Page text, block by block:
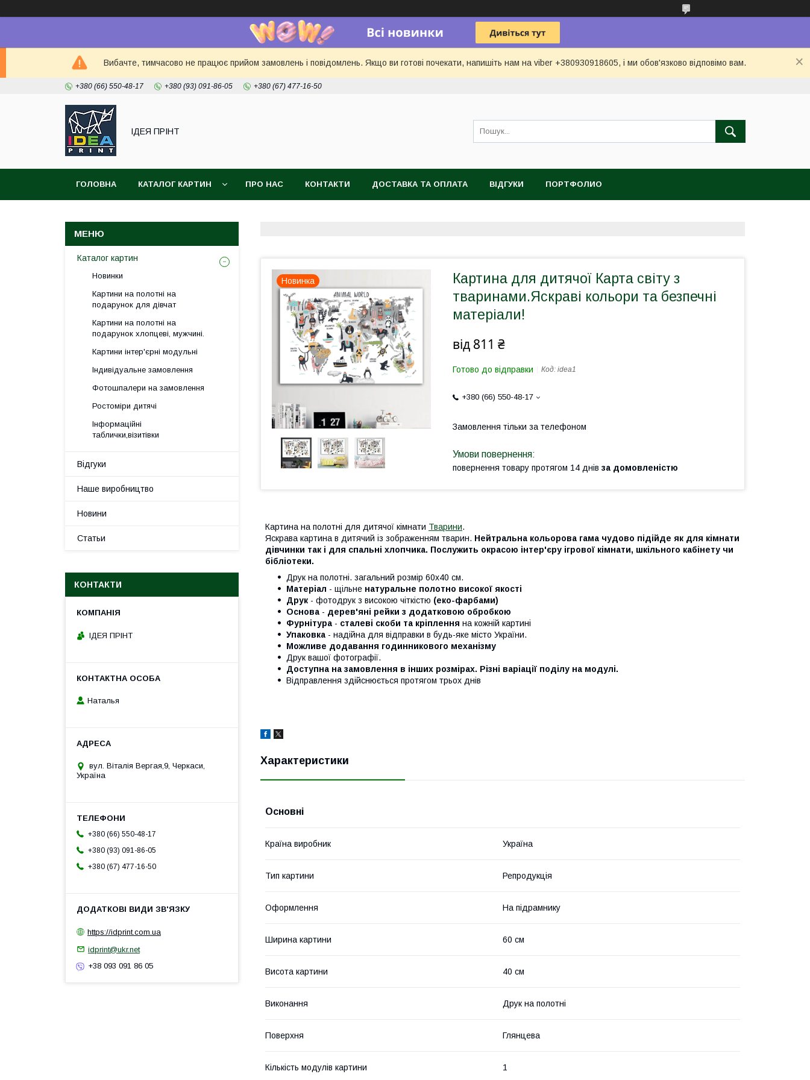
Вибачте, тимчасово не працює прийом замовлень і повідомлень. Якщо ви готові почекати, напишіть нам на viber +380930918605, і ми обов'язково відповімо вам.
+380 (66) 550-48-17 +380 (93) 091-86-05 +380 (67) 477-16-50
ІДЕЯ ПРІНТ
ГОЛОВНА КАТАЛОГ КАРТИН ПРО НАС КОНТАКТИ ДОСТАВКА ТА ОПЛАТА ВІДГУКИ ПОРТФОЛИО
Новинка
Картина для дитячої Карта світу з
тваринами.Яскраві кольори та безпечні
матеріали!
від 811 ₴
Готово до відправки Код: idea1
+380 (66) 550-48-17
Замовлення тільки за телефоном
повернення товару протягом 14 днів за домовленістю
Картина на полотні для дитячої кімнати Тварини.
Яскрава картина в дитячий із зображенням тварин. Нейтральна кольорова гама чудово підійде як для кімнати
дівчинки так і для спальні хлопчика. Послужить окрасою інтер'єру ігрової кімнати, шкільного кабінету чи
бібліотеки.
Друк на полотні. загальний розмір 60х40 см.
Матеріал - щільне натуральне полотно високої якості
Друк - фотодрук з високою чіткістю (еко-фарбами)
Основа - дерев'яні рейки з додатковою обробкою
Фурнітура - сталеві скоби та кріплення на кожній картині
Упаковка - надійна для відправки в будь-яке місто України.
Можливе додавання годинникового механізму
Друк вашої фотографії.
Доступна на замовлення в інших розмірах. Різні варіації поділу на модулі.
Відправлення здійснюється протягом трьох днів
Характеристики
Основні
Країна виробник Україна
Тип картини Репродукція
Оформлення На підрамнику
Ширина картини 60 см
Висота картини 40 см
Виконання Друк на полотні
Поверхня Глянцева
Кількість модулів картини 1
Каталог картин
Новинки
Картини на полотні на
подарунок для дівчат
Картини на полотні на
подарунок хлопцеві, мужчині.
Картини інтер'єрні модульні
Індивідуальне замовлення
Фотошпалери на замовлення
Ростоміри дитячі
Інформаційні
таблички,візитівки
Відгуки
Наше виробництво
Новини
Статьи
КОНТАКТИ
ІДЕЯ ПРІНТ
Наталья
вул. Віталія Вергая,9, Черкаси,
Україна
+380 (66) 550-48-17
+380 (93) 091-86-05
+380 (67) 477-16-50
https://idprint.com.ua
idprint@ukr.net
+38 093 091 86 05